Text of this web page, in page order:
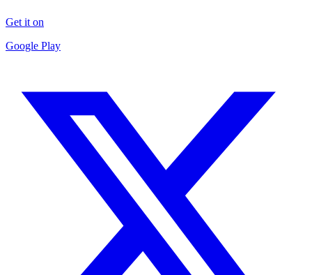
Get it on
Google Play